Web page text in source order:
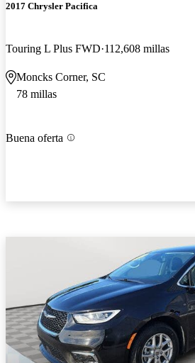
2017 Chrysler Pacifica
Touring L Plus FWD 112,608 millas
Moncks Corner, SC
78 millas
Buena oferta